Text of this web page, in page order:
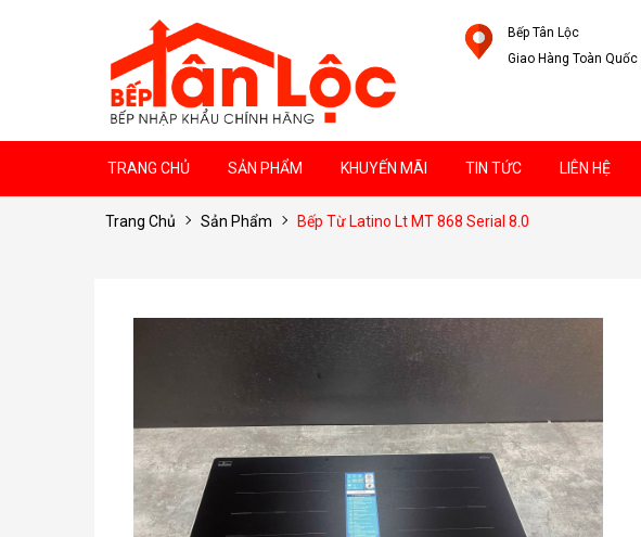
Bếp Tân Lộc
Giao Hàng Toàn Quốc
TRANG CHỦ SẢN PHẨM KHUYẾN MÃI TIN TỨC LIÊN HỆ
Trang Chủ Sản Phẩm Bếp Từ Latino Lt MT 868 Serial 8.0